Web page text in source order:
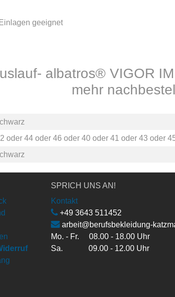
geeignet
albatros® VIGOR
mehr
oder 44oder 46 oder 40oder 41 oder 43 oder
SPRICH UNS AN!
Kontakt
+49 3643 511452
arbeit@berufsbekleidung-
Mo. - Fr. 08.00 - 18.00 Uhr
Sa. 09.00 - 12.00 Uhr